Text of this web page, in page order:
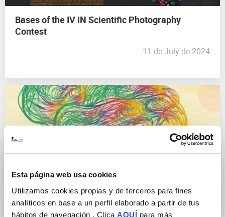
Esta página web usa cookies
Utilizamos cookies propias y de terceros para fines
analíticos en base a un perfil elaborado a partir de tus
hábitos de navegación . Clica AQUÍ para más
Bases of the IV IN Scientific Photography
Contest
11 de July de 2024
Brain Awareness Week , 11-15 marzo 2024